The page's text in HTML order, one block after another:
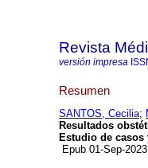
Revista
versión impresa
Resumen
SANTOS, Cecilia;
Resultados
Estudio de casos
Epub 01-Sep-